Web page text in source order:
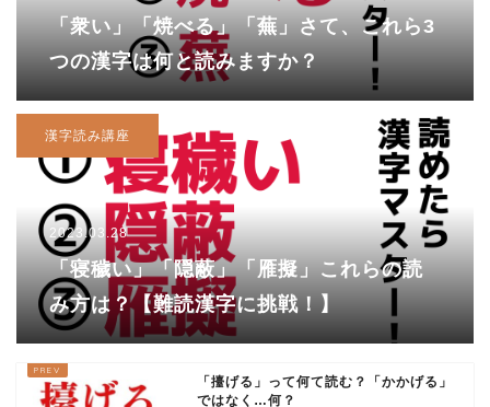
「衆い」「焼べる」「蕪」さて、これら3
つの漢字は何と読みますか？
漢字読み講座
2023.03.28
「寝穢い」「隠蔽」「雁擬」これらの読
み方は？【難読漢字に挑戦！】
「擡げる」って何て読む？「かかげる」
ではなく…何？